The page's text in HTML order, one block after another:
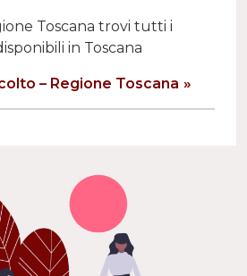
Toscana trovi tutti i
in Toscana
– Regione Toscana